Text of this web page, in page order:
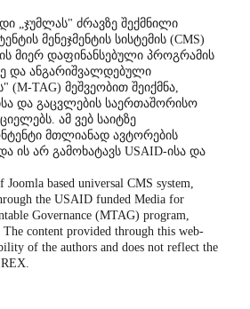
„ჯუმლას" ძრავზე შექმნილი
მენეჯმენტის სისტემის (CMS)
მიერ დაფინანსებული პროგრამის
და ანგარიშვალდებული
TAG) მეშვეობით შეიქმნა,
და გაცვლების საერთაშორისო
ამ ვებ საიტზე
მთლიანად ავტორების
ის არ გამოხატავს USAID-ისა და
based universal CMS system,
the USAID funded Media for
Governance (MTAG) program,
content provided through this web-
of the authors and does not reflect the